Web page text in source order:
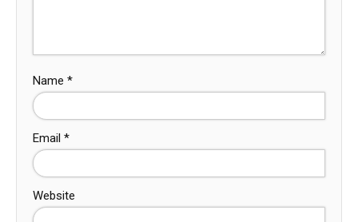
Name *
Email *
Website